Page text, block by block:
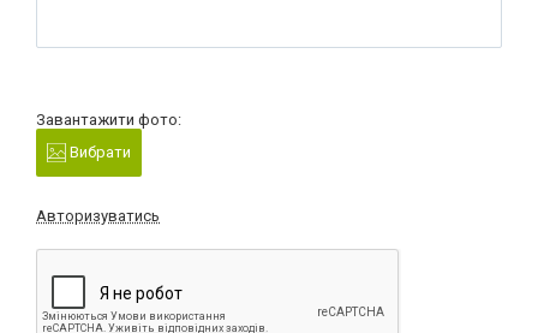
Завантажити фото:
Вибрати
Авторизуватись